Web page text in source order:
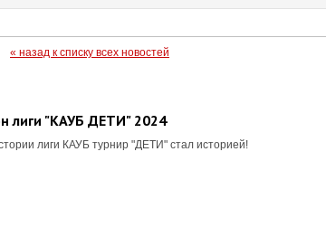
« назад к списку всех новостей
лиги "КАУБ ДЕТИ" 2024
лиги КАУБ турнир "ДЕТИ" стал историей!